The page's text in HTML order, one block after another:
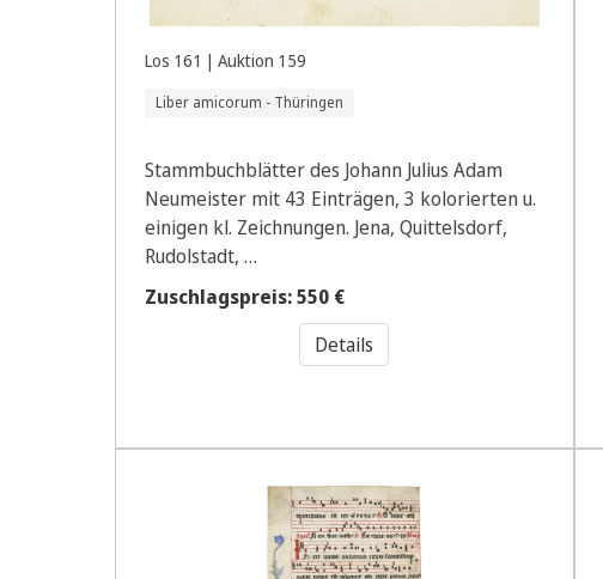
Los 161 | Auktion 159
Liber amicorum - Thüringen
Stammbuchblätter des Johann Julius Adam
Neumeister mit 43 Einträgen, 3 kolorierten u.
einigen kl. Zeichnungen. Jena, Quittelsdorf,
Rudolstadt, …
Zuschlagspreis: 550 €
Details